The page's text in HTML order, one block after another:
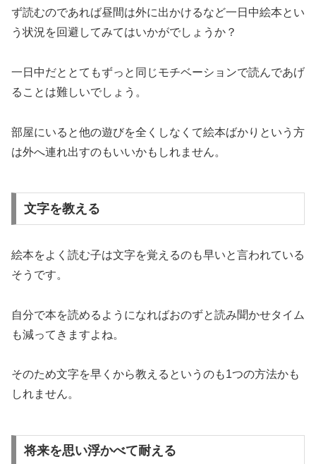
ず読むのであれば昼間は外に出かけるなど一日中絵本とい
う状況を回避してみてはいかがでしょうか？
一日中だととてもずっと同じモチベーションで読んであげ
ることは難しいでしょう。
部屋にいると他の遊びを全くしなくて絵本ばかりという方
は外へ連れ出すのもいいかもしれません。
文字を教える
絵本をよく読む子は文字を覚えるのも早いと言われている
そうです。
自分で本を読めるようになればおのずと読み聞かせタイム
も減ってきますよね。
そのため文字を早くから教えるというのも1つの方法かも
しれません。
将来を思い浮かべて耐える